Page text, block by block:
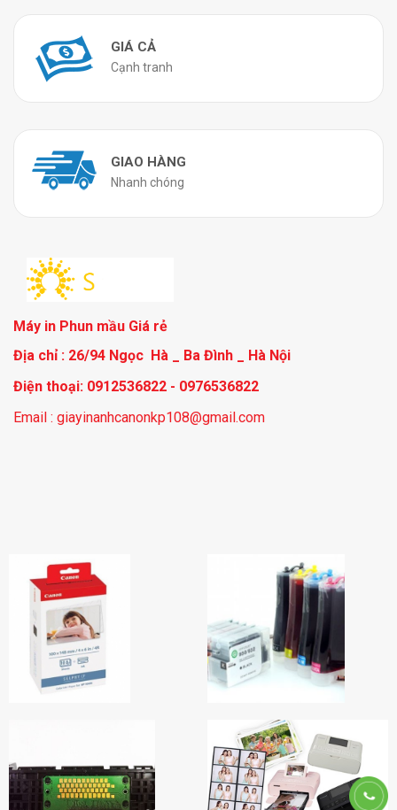
GIÁ CẢ
Cạnh tranh
GIAO HÀNG
Nhanh chóng
Máy in Phun mầu Giá rẻ
Địa chỉ : 26/94 Ngọc Hà _ Ba Đình _ Hà Nội
Điện thoại: 0912536822 - 0976536822
Email : giayinanhcanonkp108@gmail.com